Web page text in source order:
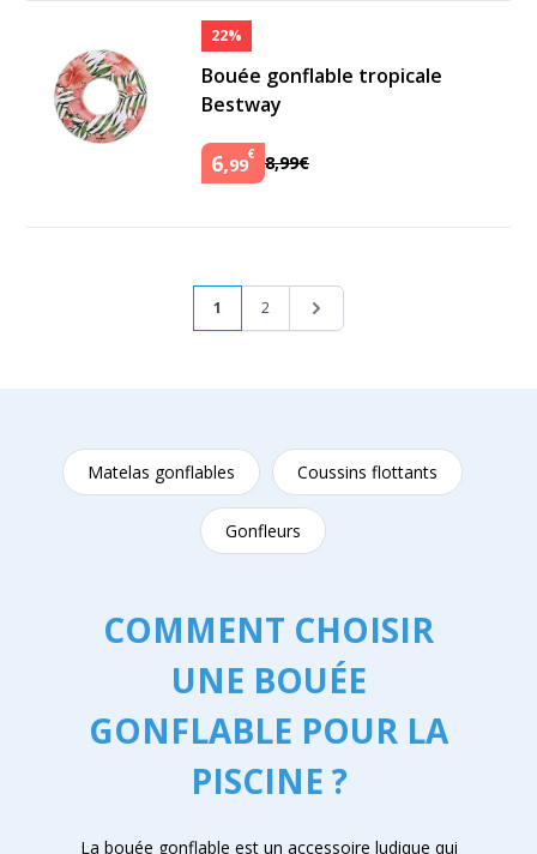
22%
Bouée gonflable tropicale
Bestway
6,99€ 8,99€
PageVous lisez actuellement la page
1 Page
2 Page
Matelas gonflables Coussins flottants
Gonfleurs
COMMENT CHOISIR
UNE BOUÉE
GONFLABLE POUR LA
PISCINE ?
La bouée gonflable est un accessoire ludique qui